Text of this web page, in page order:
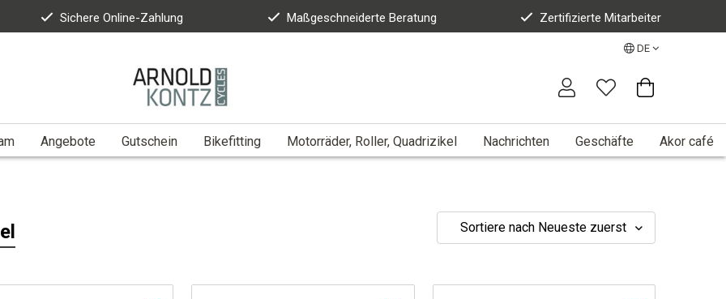
Sichere Online-Zahlung Maßgeschneiderte Beratung Zertifizierte Mitarbeiter
DE
Angebote Gutschein Bikefitting Motorräder, Roller, Quadrizikel Nachrichten Geschäfte Akor café